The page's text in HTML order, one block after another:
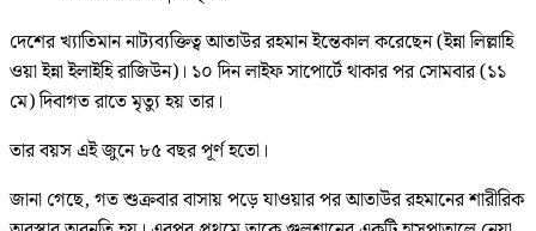
দেশের খ্যাতিমান নাট্যব্যক্তিত্ব আতাউর রহমান ইন্তেকাল করেছেন (ইন্না লিল্লাহি
ওয়া ইন্না ইলাইহি রাজিউন)। ১০ দিন লাইফ সাপোর্টে থাকার পর সোমবার (১১
মে) দিবাগত রাতে মৃত্যু হয় তার।
তার বয়স এই জুনে ৮৫ বছর পূর্ণ হতো।
জানা গেছে, গত শুক্রবার বাসায় পড়ে যাওয়ার পর আতাউর রহমানের শারীরিক